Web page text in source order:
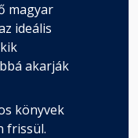
magyar
ideális
akarják
könyvek
frissül.